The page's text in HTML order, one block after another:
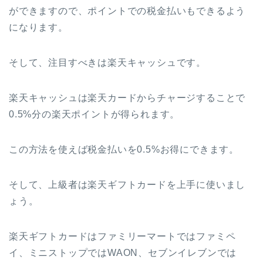
ができますので、ポイントでの税金払いもできるよう
になります。
そして、注目すべきは楽天キャッシュです。
楽天キャッシュは楽天カードからチャージすることで
0.5%分の楽天ポイントが得られます。
この方法を使えば税金払いを0.5%お得にできます。
そして、上級者は楽天ギフトカードを上手に使いまし
ょう。
楽天ギフトカードはファミリーマートではファミペ
イ、ミニストップではWAON、セブンイレブンでは